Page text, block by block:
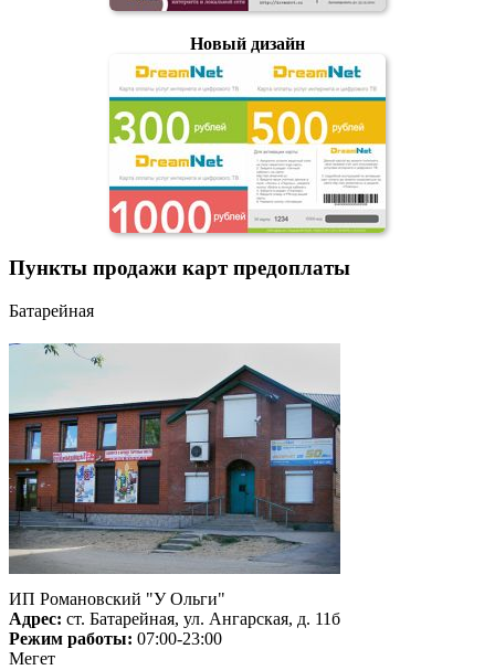
Новый дизайн
Пункты продажи карт предоплаты
Батарейная
ИП Романовский "У Ольги"
Адрес: ст. Батарейная, ул. Ангарская, д. 11б
Режим работы: 07:00-23:00
Мегет